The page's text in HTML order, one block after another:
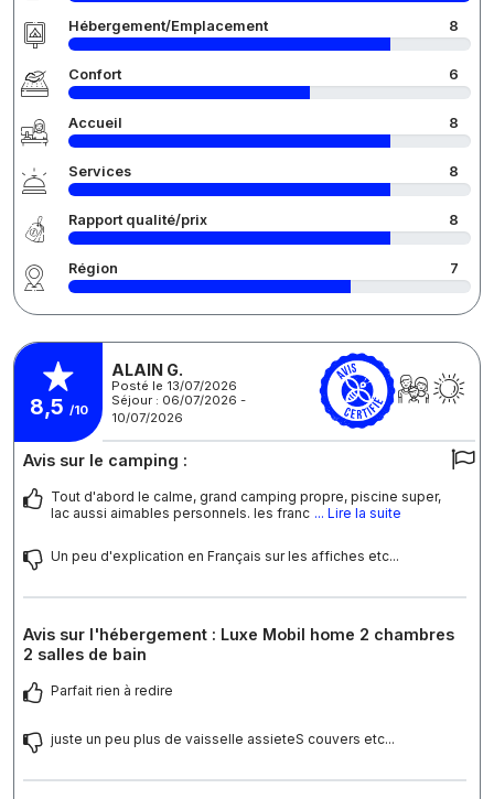
Hébergement/Emplacement 8
Confort 6
Accueil 8
Services 8
Rapport qualité/prix 8
Région 7
8,5 /10
ALAIN G.
Posté le 13/07/2026
Séjour : 06/07/2026 -
10/07/2026
Avis sur le camping :
Tout d'abord le calme, grand camping propre, piscine super,
lac aussi aimables personnels. les franc ... Lire la suite
Un peu d'explication en Français sur les affiches etc...
Avis sur l'hébergement : Luxe Mobil home 2 chambres
2 salles de bain
Parfait rien à redire
juste un peu plus de vaisselle assieteS couvers etc...